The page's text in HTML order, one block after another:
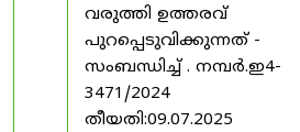
വരുത്തി ഉത്തരവ്
പുറപ്പെടുവിക്കുന്നത് -
സംബന്ധിച്ച് . നമ്പർ.ഇ4-
3471/2024
തീയതി:09.07.2025